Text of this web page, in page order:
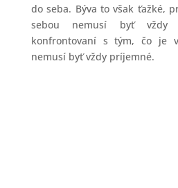
do seba. Býva to však ťažké,
sebou nemusí byť vždy
konfrontovaní s tým, čo je
nemusí byť vždy príjemné.